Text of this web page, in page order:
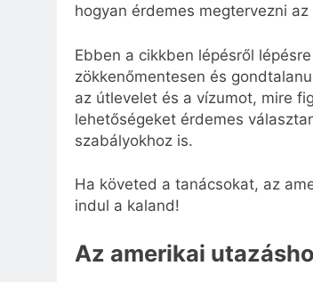
hogyan érdemes megtervezni
Ebben a cikkben lépésről
zökkenőmentesen és
az útlevelet és a vízumot, mire
lehetőségeket érdemes
szabályokhoz is.
Ha követed a tanácsokat, az
indul a kaland!
Az amerikai